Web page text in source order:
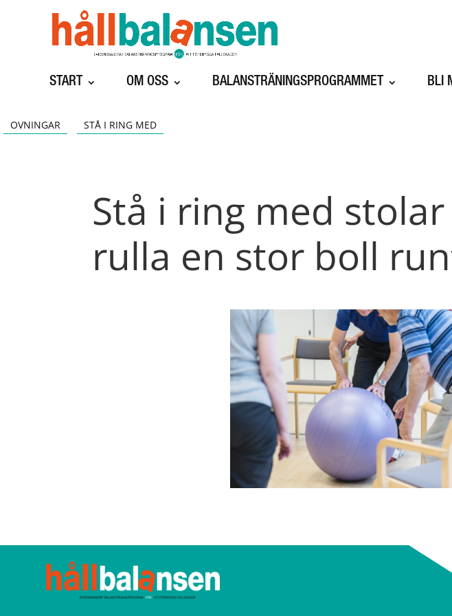
START OM OSS BALANSTRÄNINGSPROGRAMMET BLI
OVNINGAR STÅ I RING MED
Stå i ring med
rulla en stor boll